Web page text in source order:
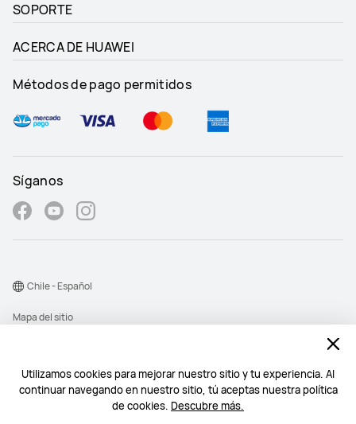
Utilizamos cookies para mejorar nuestro sitio y tu experiencia. Al
continuar navegando en nuestro sitio, tú aceptas nuestra política
de cookies. Descubre más.
SOPORTE
ACERCA DE HUAWEI
Métodos de pago permitidos
Síganos
Mapa del sitio
Declaración de privacidad
Chile - Español